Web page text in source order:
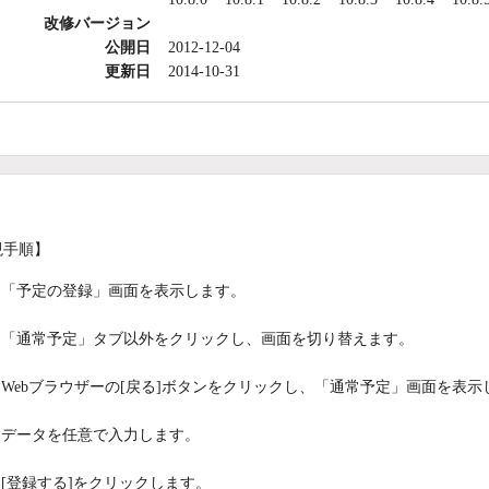
改修バージョン
公開日
2012-12-04
更新日
2014-10-31
手順】
「予定の登録」画面を表示します。
「通常予定」タブ以外をクリックし、画面を切り替えます。
Webブラウザーの[戻る]ボタンをクリックし、「通常予定」画面を表示
データを任意で入力します。
[登録する]をクリックします。